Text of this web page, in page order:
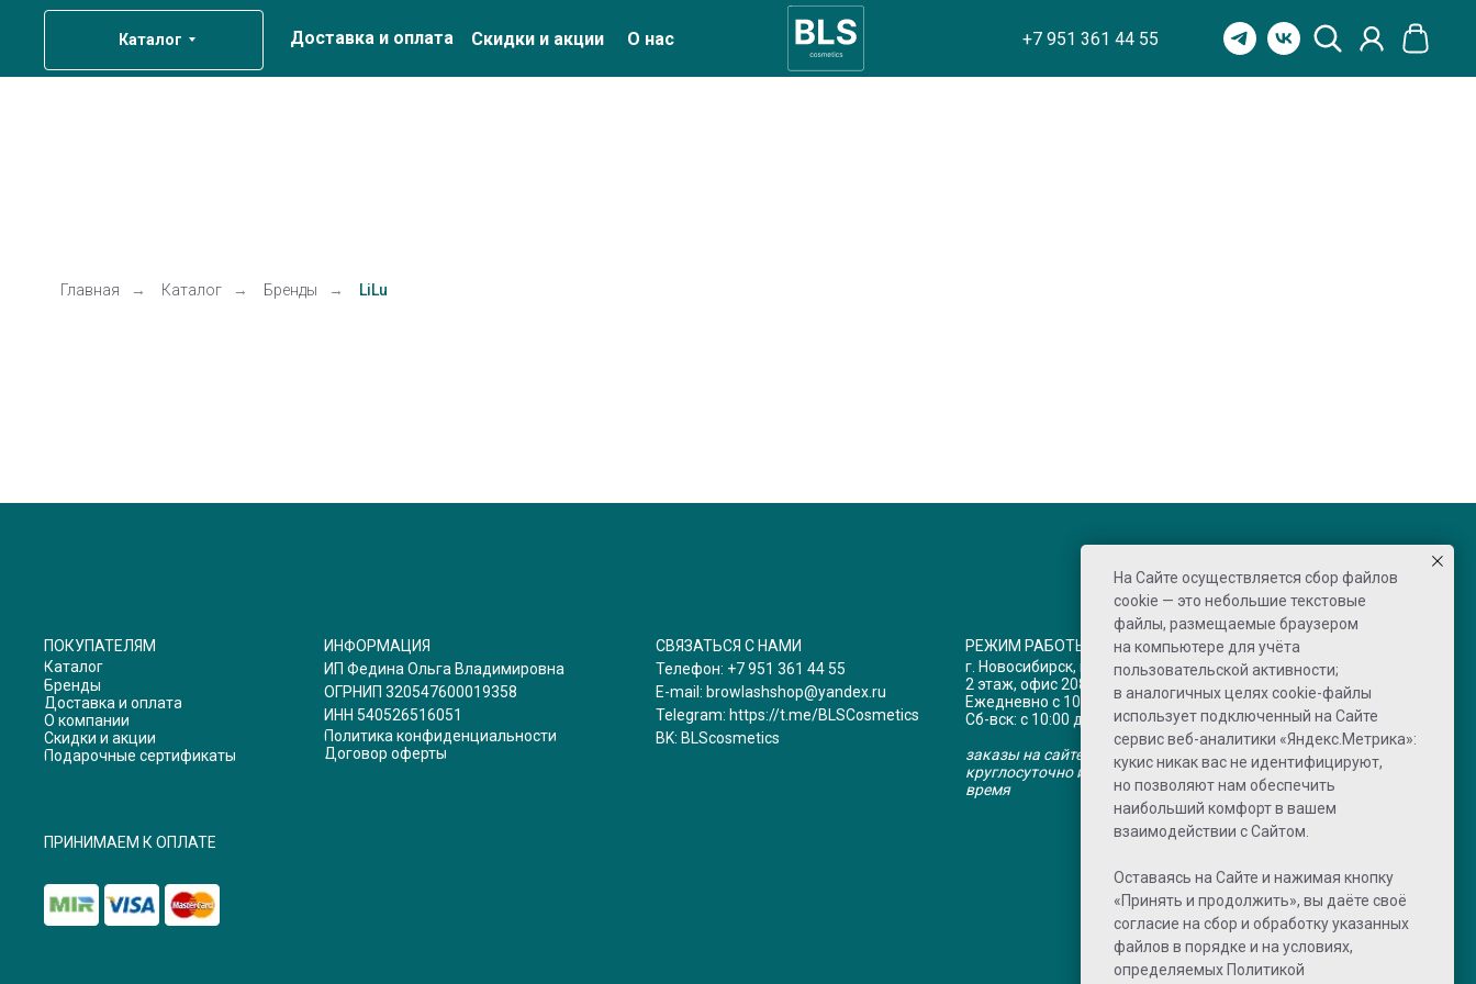
Каталог О нас
Доставка и оплата Скидки и акции +7 951 361 44 55
Главная → Каталог → Бренды → LiLu
ПОКУПАТЕЛЯМ
Каталог
Бренды
Доставка и оплата
О компании
Скидки и акции
Подарочные сертификаты
ИНФОРМАЦИЯ
ИП Федина Ольга Владимировна
ОГРНИП 320547600019358
ИНН 540526516051
Политика конфиденциальности
Договор оферты
СВЯЗАТЬСЯ С НАМИ
Телефон: +7 951 361 44 55
E-mail: browlashshop@yandex.ru
Telegram: https://t.me/BLSCosmetics
BK: BLScosmetics
РЕЖИМ РАБОТЫ
г. Новосибирск, пр-кт Дзержинского 1/3,
2 этаж, офис 208
Ежедневно с 10:00 до 20:00 по НСК
Сб-вск: с 10:00 до 15:00 по НСК
заказы на сайте принимаются
круглосуточно и обрабатываются в рабочее
время
ПРИНИМАЕМ К ОПЛАТЕ
На Сайте осуществляется сбор файлов
cookie — это небольшие текстовые
файлы, размещаемые браузером
на компьютере для учёта
пользовательской активности;
в аналогичных целях cookie-файлы
использует подключенный на Сайте
сервис веб-аналитики «Яндекс.Метрика»:
кукис никак вас не идентифицируют,
но позволяют нам обеспечить
наибольший комфорт в вашем
взаимодействии с Сайтом.
Оставаясь на Сайте и нажимая кнопку
«Принять и продолжить», вы даёте своё
согласие на сбор и обработку указанных
файлов в порядке и на условиях,
определяемых Политикой